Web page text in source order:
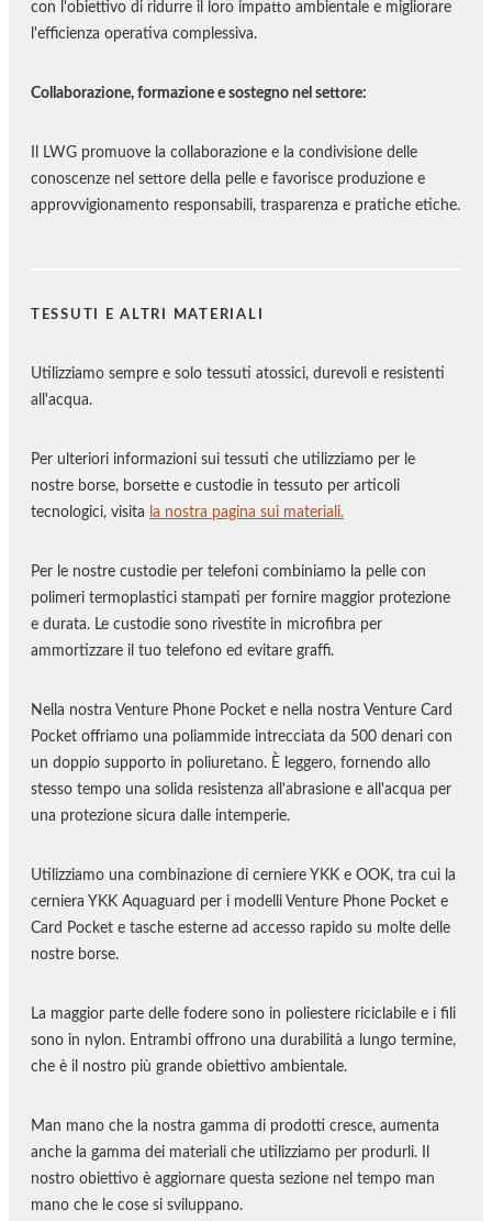
con l'obiettivo di ridurre il loro impatto ambientale e migliorare
l'efficienza operativa complessiva.
Collaborazione, formazione e sostegno nel settore:
Il LWG promuove la collaborazione e la condivisione delle
conoscenze nel settore della pelle e favorisce produzione e
approvvigionamento responsabili, trasparenza e pratiche etiche.
TESSUTI E ALTRI MATERIALI
Utilizziamo sempre e solo tessuti atossici, durevoli e resistenti
all'acqua.
Per ulteriori informazioni sui tessuti che utilizziamo per le
nostre borse, borsette e custodie in tessuto per articoli
tecnologici, visita la nostra pagina sui materiali.
Per le nostre custodie per telefoni combiniamo la pelle con
polimeri termoplastici stampati per fornire maggior protezione
e durata. Le custodie sono rivestite in microfibra per
ammortizzare il tuo telefono ed evitare graffi.
Nella nostra Venture Phone Pocket e nella nostra Venture Card
Pocket offriamo una poliammide intrecciata da 500 denari con
un doppio supporto in poliuretano. È leggero, fornendo allo
stesso tempo una solida resistenza all'abrasione e all'acqua per
una protezione sicura dalle intemperie.
Utilizziamo una combinazione di cerniere YKK e OOK, tra cui la
cerniera YKK Aquaguard per i modelli Venture Phone Pocket e
Card Pocket e tasche esterne ad accesso rapido su molte delle
nostre borse.
La maggior parte delle fodere sono in poliestere riciclabile e i fili
sono in nylon. Entrambi offrono una durabilità a lungo termine,
che è il nostro più grande obiettivo ambientale.
Man mano che la nostra gamma di prodotti cresce, aumenta
anche la gamma dei materiali che utilizziamo per produrli. Il
nostro obiettivo è aggiornare questa sezione nel tempo man
mano che le cose si sviluppano.